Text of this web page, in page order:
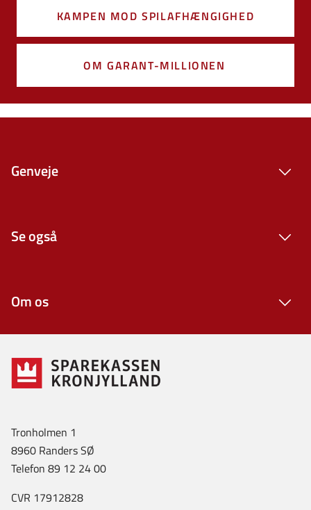
KAMPEN MOD SPILAFHÆNGIGHED
OM GARANT-MILLIONEN
Genveje
Se også
Om os
Tronholmen 1
8960 Randers SØ
Telefon 89 12 24 00
CVR 17912828